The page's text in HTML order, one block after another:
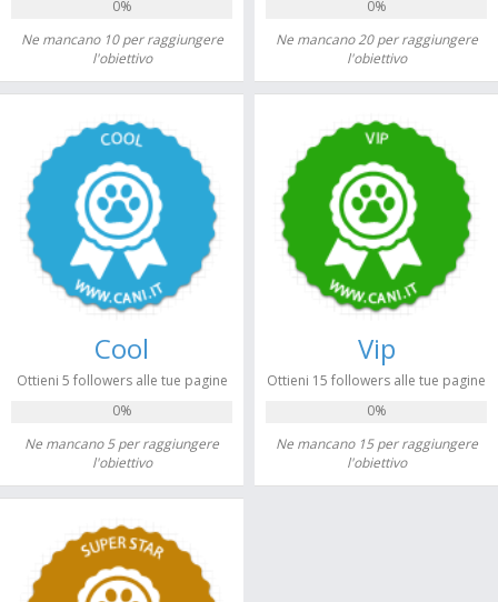
0%
Ne mancano 10 per raggiungere
l'obiettivo
0%
Ne mancano 20 per raggiungere
l'obiettivo
Cool
Ottieni 5 followers alle tue pagine
0%
Ne mancano 5 per raggiungere
l'obiettivo
Vip
Ottieni 15 followers alle tue pagine
0%
Ne mancano 15 per raggiungere
l'obiettivo